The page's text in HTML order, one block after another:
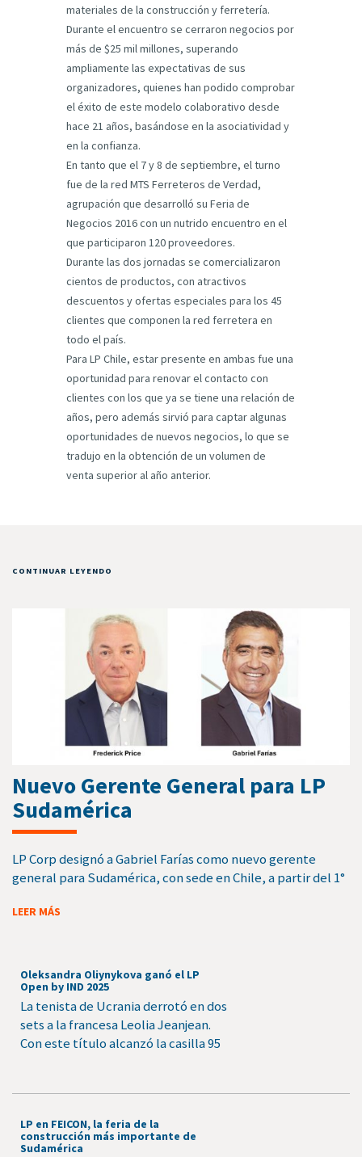
materiales de la construcción y ferretería.
Durante el encuentro se cerraron negocios por
más de $25 mil millones, superando
ampliamente las expectativas de sus
organizadores, quienes han podido comprobar
el éxito de este modelo colaborativo desde
hace 21 años, basándose en la asociatividad y
en la confianza.
En tanto que el 7 y 8 de septiembre, el turno
fue de la red MTS Ferreteros de Verdad,
agrupación que desarrolló su Feria de
Negocios 2016 con un nutrido encuentro en el
que participaron 120 proveedores.
Durante las dos jornadas se comercializaron
cientos de productos, con atractivos
descuentos y ofertas especiales para los 45
clientes que componen la red ferretera en
todo el país.
Para LP Chile, estar presente en ambas fue una
oportunidad para renovar el contacto con
clientes con los que ya se tiene una relación de
años, pero además sirvió para captar algunas
oportunidades de nuevos negocios, lo que se
tradujo en la obtención de un volumen de
venta superior al año anterior.
CONTINUAR LEYENDO
Nuevo Gerente General para LP
Sudamérica
LP Corp designó a Gabriel Farías como nuevo gerente
general para Sudamérica, con sede en Chile, a partir del 1°
LEER MÁS
Oleksandra Oliynykova ganó el LP
Open by IND 2025
La tenista de Ucrania derrotó en dos
sets a la francesa Leolia Jeanjean.
Con este título alcanzó la casilla 95
LP en FEICON, la feria de la
construcción más importante de
Sudamérica